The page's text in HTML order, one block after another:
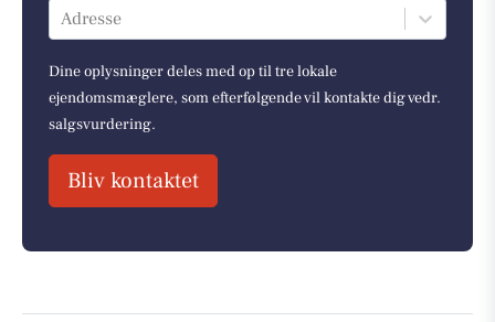
Adresse
Dine oplysninger deles med op til tre lokale
ejendomsmæglere, som efterfølgende vil kontakte dig vedr.
salgsvurdering.
Bliv kontaktet